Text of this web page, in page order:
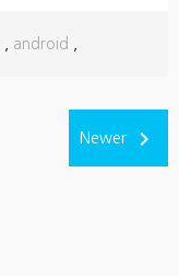
android
Newer navigate_next